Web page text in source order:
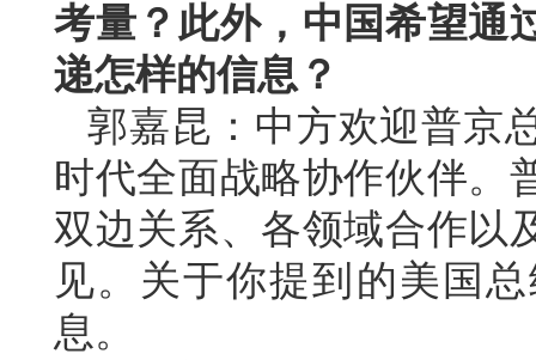
考量？此外，中国希望通
递怎样的信息？
郭嘉昆：中方欢迎普京
时代全面战略协作伙伴。
双边关系、各领域合作以
见。关于你提到的美国
息。